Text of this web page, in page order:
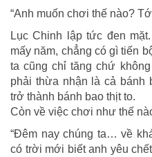
“Anh muốn chơi thế nào?
Lục Chinh lập tức đen
mấy năm, chẳng có gì tiến
ta cũng chỉ tăng chứ
phải thừa nhận là cả
trở thành bánh bao thịt to.
Còn về việc chơi như thế
“Đêm nay chúng ta… về
có trời mới biết anh yêu